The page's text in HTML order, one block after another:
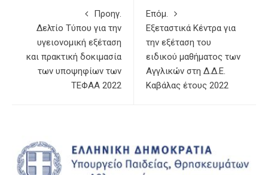
Προηγ.
Δελτίο Τύπου για την
υγειονομική εξέταση
και πρακτική δοκιμασία
των υποψηφίων των
ΤΕΦΑΑ 2022
Επόμ.
Εξεταστικά Κέντρα για
την εξέταση του
ειδικού μαθήματος των
Αγγλικών στη Δ.Δ.Ε.
Καβάλας έτους 2022